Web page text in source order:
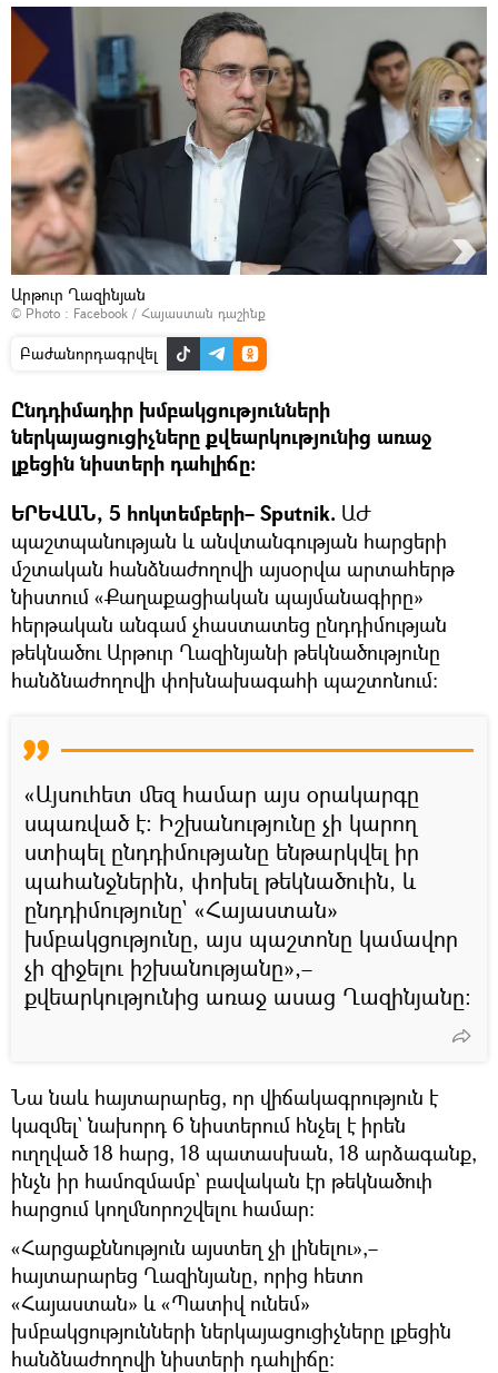
Արթուր Ղազինյան
© Photo : Facebook / Հայաստան դաշինք
Բաժանորդագրվել
Ընդդիմադիր խմբակցությունների
ներկայացուցիչները քվեարկությունից առաջ
լքեցին նիստերի դահլիճը։
ԵՐԵՎԱՆ, 5 հոկտեմբերի– Sputnik. ԱԺ
պաշտպանության և անվտանգության հարցերի
մշտական հանձնաժողովի այսօրվա արտահերթ
նիստում «Քաղաքացիական պայմանագիրը»
հերթական անգամ չհաստատեց ընդդիմության
թեկնածու Արթուր Ղազինյանի թեկնածությունը
հանձնաժողովի փոխնախագահի պաշտոնում։
«Այսուհետ մեզ համար այս օրակարգը
սպառված է։ Իշխանությունը չի կարող
ստիպել ընդդիմությանը ենթարկվել իր
պահանջներին, փոխել թեկնածուին, և
ընդդիմությունը` «Հայաստան»
խմբակցությունը, այս պաշտոնը կամավոր
չի զիջելու իշխանությանը»,–
քվեարկությունից առաջ ասաց Ղազինյանը։
Նա նաև հայտարարեց, որ վիճակագրություն է
կազմել` նախորդ 6 նիստերում հնչել է իրեն
ուղղված 18 հարց, 18 պատասխան, 18 արձագանք,
ինչն իր համոզմամբ` բավական էր թեկնածուի
հարցում կողմնորոշվելու համար։
«Հարցաքննություն այստեղ չի լինելու»,–
հայտարարեց Ղազինյանը, որից հետո
«Հայաստան» և «Պատիվ ունեմ»
խմբակցությունների ներկայացուցիչները լքեցին
հանձնաժողովի նիստերի դահլիճը։